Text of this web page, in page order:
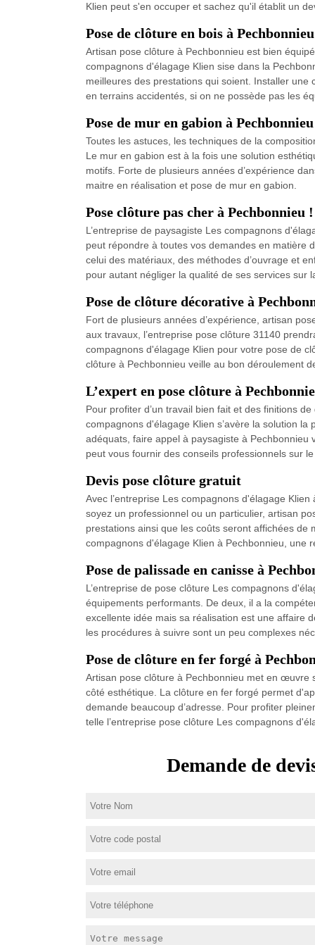
Klien peut s'en occuper et sachez qu'il établit un
Pose de clôture en bois à Pechbonnieu
Artisan pose clôture à Pechbonnieu est bien
compagnons d'élagage Klien sise dans la
meilleures des prestations qui soient. Installer
en terrains accidentés, si on ne possède pas les
Pose de mur en gabion à Pechbonnieu
Toutes les astuces, les techniques de la
Le mur en gabion est à la fois une solution
motifs. Forte de plusieurs années d’expérience
maitre en réalisation et pose de mur en gabion.
Pose clôture pas cher à Pechbonnieu !
L’entreprise de paysagiste Les compagnons
peut répondre à toutes vos demandes en matière
celui des matériaux, des méthodes d’ouvrage et
pour autant négliger la qualité de ses services sur
Pose de clôture décorative à
Fort de plusieurs années d’expérience, artisan
aux travaux, l’entreprise pose clôture 31140
compagnons d'élagage Klien pour votre pose de
clôture à Pechbonnieu veille au bon déroulement
L’expert en pose clôture à
Pour profiter d’un travail bien fait et des finitions
compagnons d'élagage Klien s’avère la solution
adéquats, faire appel à paysagiste à
peut vous fournir des conseils professionnels sur
Devis pose clôture gratuit
Avec l’entreprise Les compagnons d'élagage
soyez un professionnel ou un particulier, artisan
prestations ainsi que les coûts seront affichées de
compagnons d'élagage Klien à Pechbonnieu, une
Pose de palissade en canisse à
L’entreprise de pose clôture Les compagnons
équipements performants. De deux, il a la
excellente idée mais sa réalisation est une affaire
les procédures à suivre sont un peu complexes
Pose de clôture en fer forgé à
Artisan pose clôture à Pechbonnieu met en œuvre
côté esthétique. La clôture en fer forgé permet
demande beaucoup d’adresse. Pour profiter
telle l’entreprise pose clôture Les compagnons
Demande de